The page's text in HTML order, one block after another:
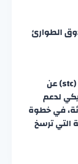
الطوارئ
أعلنت شركة الاتصالات الكويتية (stc) عن
لدعم
في خطوة
التي ترسخ